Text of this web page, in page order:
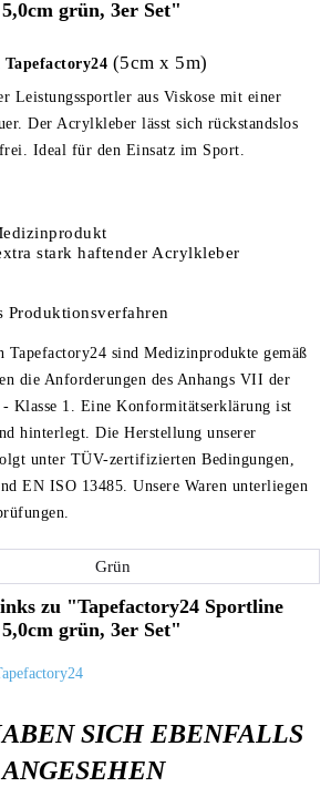
grün, 3er Set"
(5cm x 5m)
Leistungssportler aus Viskose mit einer
Der Acrylkleber lässt sich rückstandslos
Ideal für den Einsatz im Sport.
stark haftender Acrylkleber
Tapefactory24 sind Medizinprodukte gemäß
die Anforderungen des Anhangs VII der
Klasse 1. Eine Konformitätserklärung ist
hinterlegt. Die Herstellung unserer
unter TÜV-zertifizierten Bedingungen,
EN ISO 13485. Unsere Waren unterliegen
Grün
zu "Tapefactory24 Sportline
grün, 3er Set"
SICH EBENFALLS
ANGESEHEN